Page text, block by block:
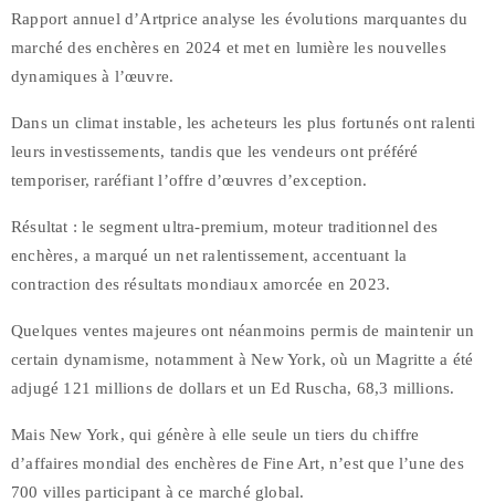
Rapport annuel d’Artprice analyse les évolutions marquantes du
marché des enchères en 2024 et met en lumière les nouvelles
dynamiques à l’œuvre.
Dans un climat instable, les acheteurs les plus fortunés ont ralenti
leurs investissements, tandis que les vendeurs ont préféré
temporiser, raréfiant l’offre d’œuvres d’exception.
Résultat : le segment ultra-premium, moteur traditionnel des
enchères, a marqué un net ralentissement, accentuant la
contraction des résultats mondiaux amorcée en 2023.
Quelques ventes majeures ont néanmoins permis de maintenir un
certain dynamisme, notamment à New York, où un Magritte a été
adjugé 121 millions de dollars et un Ed Ruscha, 68,3 millions.
Mais New York, qui génère à elle seule un tiers du chiffre
d’affaires mondial des enchères de Fine Art, n’est que l’une des
700 villes participant à ce marché global.